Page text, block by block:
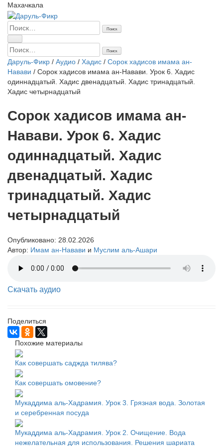
Махачкала
Найти:
Найти:
Даруль-Фикр / Аудио / Хадис / Сорок хадисов имама ан-
Навави / Сорок хадисов имама ан-Навави. Урок 6. Хадис
одиннадцатый. Хадис двенадцатый. Хадис тринадцатый.
Хадис четырнадцатый
Сорок хадисов имама ан-
Навави. Урок 6. Хадис
одиннадцатый. Хадис
двенадцатый. Хадис
тринадцатый. Хадис
четырнадцатый
Опубликовано: 28.02.2026
Автор: Имам ан-Навави и Муслим аль-Ашари
Скачать аудио
Поделиться
Похожие материалы
Как совершать саджда тилява?
Как совершать омовение?
Мукаддима аль-Хадрамия. Урок 3. Грязная вода. Золотая
и серебренная посуда
Мукаддима аль-Хадрамия. Урок 2. Очищение. Вода
нежелательная для использования. Решения шариата